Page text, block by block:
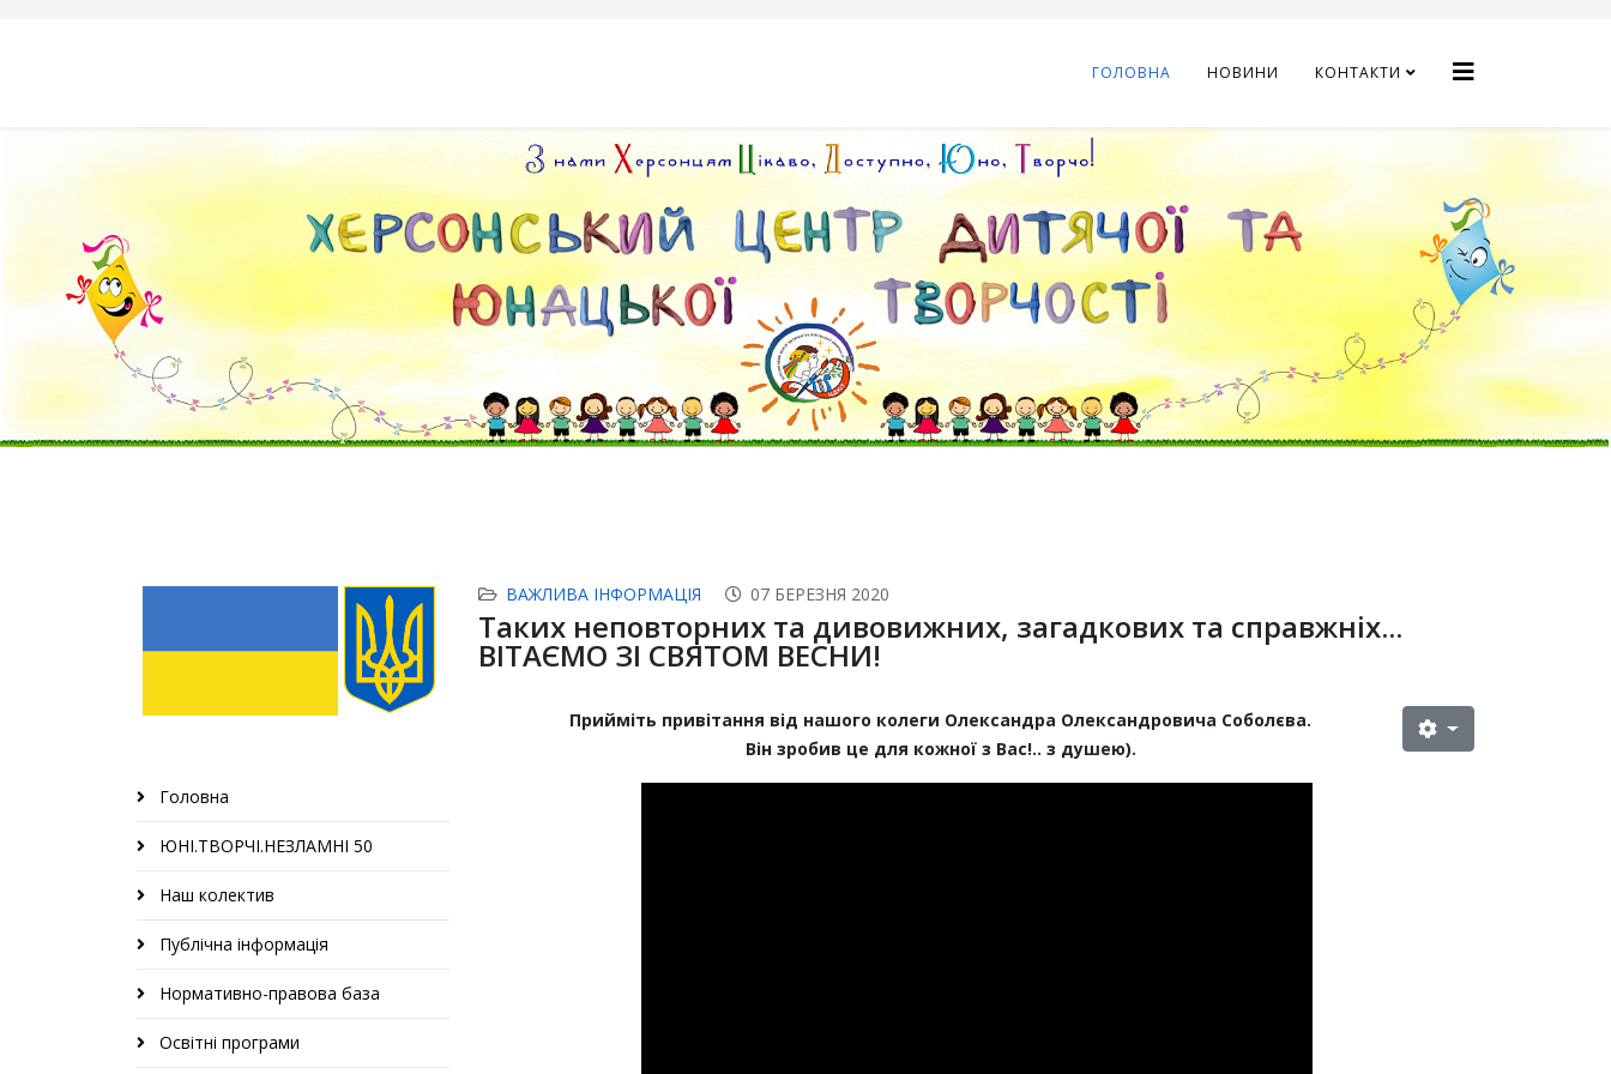
ГОЛОВНА НОВИНИ КОНТАКТИ
Головна
ЮНІ.ТВОРЧІ.НЕЗЛАМНІ 50
Наш колектив
Публічна інформація
Нормативно-правова база
Освітні програми
ВАЖЛИВА ІНФОРМАЦІЯ 07 БЕРЕЗНЯ 2020
Таких неповторних та дивовижних, загадкових та справжніх...
ВІТАЄМО ЗІ СВЯТОМ ВЕСНИ!
Прийміть привітання від нашого колеги Олександра Олександровича Соболєва.
Він зробив це для кожної з Вас!.. з душею).